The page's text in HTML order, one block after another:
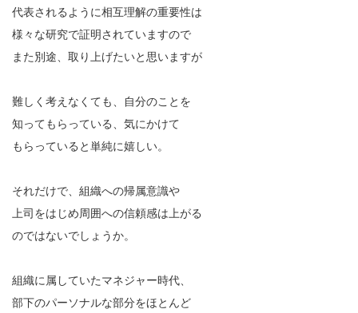
代表されるように相互理解の重要性は
様々な研究で証明されていますので
また別途、取り上げたいと思いますが
難しく考えなくても、自分のことを
知ってもらっている、気にかけて
もらっていると単純に嬉しい。
それだけで、組織への帰属意識や
上司をはじめ周囲への信頼感は上がる
のではないでしょうか。
組織に属していたマネジャー時代、
部下のパーソナルな部分をほとんど